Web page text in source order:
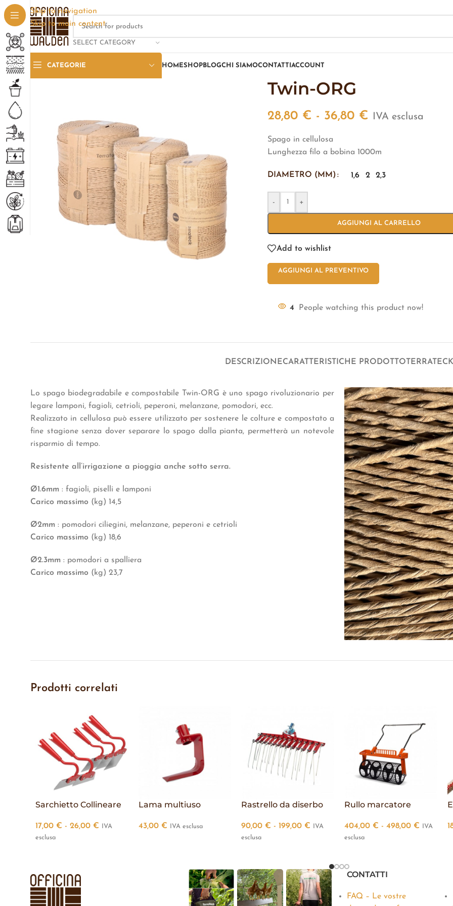
Skip to navigation
Skip to main content
SELECT CATEGORY
CATEGORIE HOMESHOP BLOGCHI SIAMOCONTATTI ACCOUNT
Twin-ORG
28,80 € - 36,80 € IVA esclusa
Spago in cellulosa
Lunghezza filo a bobina 1000m
DIAMETRO (MM) 1,6 2 2,3
- +
AGGIUNGI AL CARRELLO
Add to wishlist
AGGIUNGI AL PREVENTIVO
4 People watching this product now!
DESCRIZIONECARATTERISTICHE PRODOTTO TERRATECK
Lo spago biodegradabile e compostabile Twin-ORG è uno spago rivoluzionario per
legare lamponi, fagioli, cetrioli, peperoni, melanzane, pomodori, ecc.
Realizzato in cellulosa può essere utilizzato per sostenere le colture e compostato a
fine stagione senza dover separare lo spago dalla pianta, permetterà un notevole
risparmio di tempo.
Resistente all’irrigazione a pioggia anche sotto serra.
Ø1.6mm : fagioli, piselli e lamponi
Carico massimo (kg) 14,5
Ø2mm : pomodori ciliegini, melanzane, peperoni e cetrioli
Carico massimo (kg) 18,6
Ø2.3mm : pomodori a spalliera
Carico massimo (kg) 23,7
Prodotti correlati
Sarchietto Collineare
17,00 € - 26,00 €
IVA
esclusa
Lama multiuso
43,00 € IVA esclusa
Rastrello da diserbo
90,00 € - 199,00 €
IVA
esclusa
Rullo marcatore
404,00 € - 498,00 €
IVA
esclusa
CONTATTI
FAQ – Le vostre